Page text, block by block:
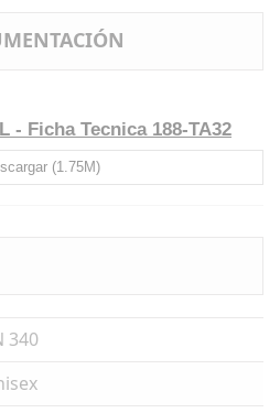
- Ficha Tecnica 188-TA32
(1.75M)
340